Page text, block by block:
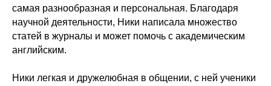
самая разнообразная и персональная. Благодаря
научной деятельности, Ники написала множество
статей в журналы и может помочь с академическим
английским.
Ники легкая и дружелюбная в общении, с ней ученики